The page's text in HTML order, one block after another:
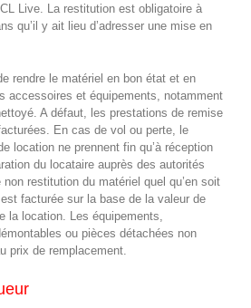
Live. La restitution est obligatoire à
qu’il y ait lieu d’adresser une mise en
rendre le matériel en bon état et en
accessoires et équipements, notamment
A défaut, les prestations de remise
En cas de vol ou perte, le
location ne prennent fin qu’à réception
du locataire auprès des autorités
restitution du matériel quel qu’en soit
facturée sur la base de la valeur de
la location. Les équipements,
ou pièces détachées non
prix de remplacement.